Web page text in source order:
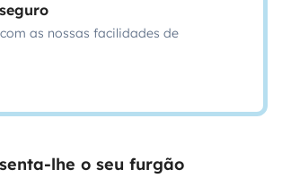
as nossas facilidades de
lhe o seu furgão